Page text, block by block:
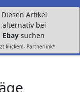
Diesen Artikel
alternativ bei
Ebay suchen
klicken!- Partnerlink*